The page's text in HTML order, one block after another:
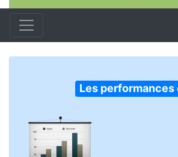
Les performances